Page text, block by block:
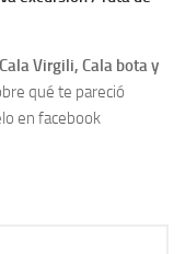
Virgili, Cala bota y
qué te pareció
en facebook